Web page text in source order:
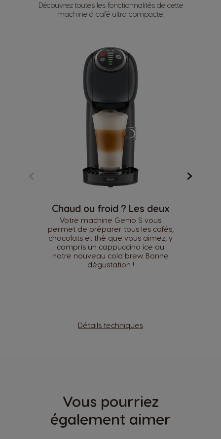
Découvrez toutes les fonctionnalités de cette
machine à café ultra compacte.
Chaud ou froid ? Les deux
Votre machine Genio S vous
permet de préparer tous les cafés,
chocolats et thé que vous aimez, y
compris un cappuccino ice ou
notre nouveau cold brew. Bonne
dégustation !
Détails techniques
Vous pourriez
également aimer